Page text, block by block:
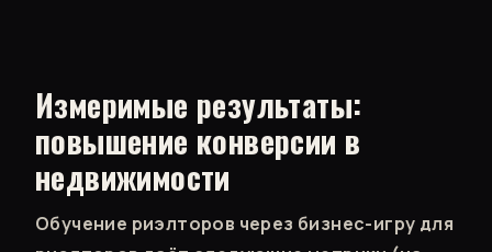
Измеримые результаты:
повышение конверсии в
недвижимости
Обучение риэлторов через бизнес-игру для